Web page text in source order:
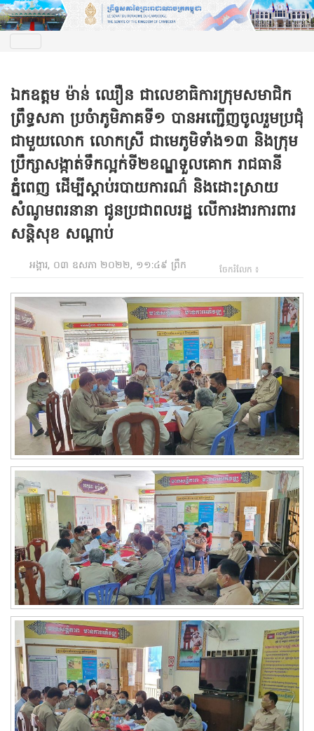
ឯកឧត្តម ម៉ាន់ ឈឿន ជាលេខាធិការក្រុមសមាជិក
ព្រឹទ្ធសភា ប្រចំាភូមិភាគទី១ បានអញ្ជើញចូលរួមប្រជុំ
ជាមួយលោក លោកស្រី ជាមេភូមិទាំង១៣ និងក្រុម
ប្រឹក្សាសង្កាត់ទឹកល្អក់ទី២ខណ្ឌទួលគោក រាជធានី
ភ្នំពេញ ដើម្បីស្តាប់របាយការណ៌ និងដោះស្រាយ
សំណូមពរនានា ជូនប្រជាពលរដ្ឋ លើការងារការពារ
សន្តិសុខ សណ្តាប់
អង្គារ, ០៣ ឧសភា ២០២២, ១១:៤៩ ព្រឹក ចែករំលែក ៖